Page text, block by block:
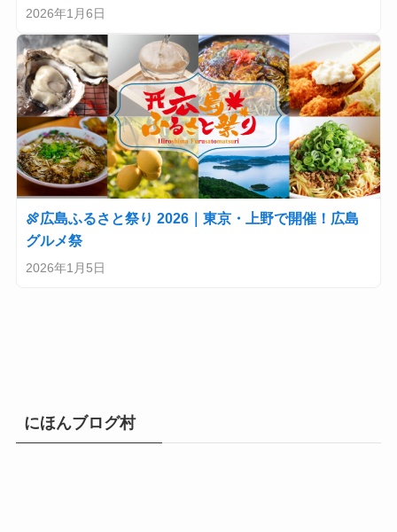
2026年1月6日
🍖広島ふるさと祭り 2026｜東京・上野で開催！広島
グルメ祭
2026年1月5日
にほんブログ村